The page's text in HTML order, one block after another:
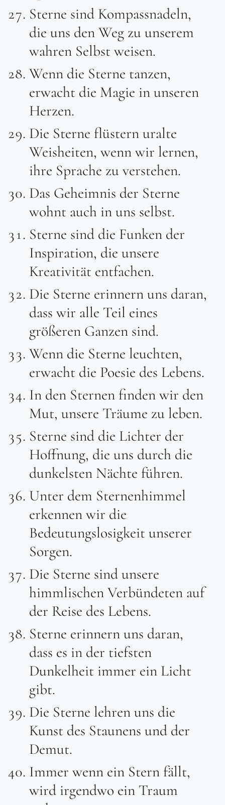
Sterne sind Kompassnadeln,
die uns den Weg zu unserem
wahren Selbst weisen.
Wenn die Sterne tanzen,
erwacht die Magie in unseren
Herzen.
Die Sterne flüstern uralte
Weisheiten, wenn wir lernen,
ihre Sprache zu verstehen.
Das Geheimnis der Sterne
wohnt auch in uns selbst.
Sterne sind die Funken der
Inspiration, die unsere
Kreativität entfachen.
Die Sterne erinnern uns daran,
dass wir alle Teil eines
größeren Ganzen sind.
Wenn die Sterne leuchten,
erwacht die Poesie des Lebens.
In den Sternen finden wir den
Mut, unsere Träume zu leben.
Sterne sind die Lichter der
Hoffnung, die uns durch die
dunkelsten Nächte führen.
Unter dem Sternenhimmel
erkennen wir die
Bedeutungslosigkeit unserer
Sorgen.
Die Sterne sind unsere
himmlischen Verbündeten auf
der Reise des Lebens.
Sterne erinnern uns daran,
dass es in der tiefsten
Dunkelheit immer ein Licht
gibt.
Die Sterne lehren uns die
Kunst des Staunens und der
Demut.
Immer wenn ein Stern fällt,
wird irgendwo ein Traum